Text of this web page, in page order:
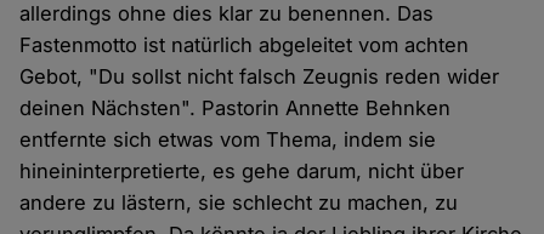
allerdings ohne dies klar zu benennen. Das
Fastenmotto ist natürlich abgeleitet vom achten
Gebot, "Du sollst nicht falsch Zeugnis reden wider
deinen Nächsten". Pastorin Annette Behnken
entfernte sich etwas vom Thema, indem sie
hineininterpretierte, es gehe darum, nicht über
andere zu lästern, sie schlecht zu machen, zu